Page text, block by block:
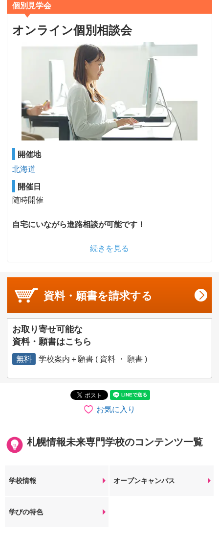
個別見学会
オンライン個別相談会
開催地
北海道
開催日
随時開催
自宅にいながら進路相談が可能です！
続きを見る
資料・願書を請求する
お取り寄せ可能な
資料・願書はこちら
無料 学校案内＋願書 ( 資料 ・ 願書 )
お気に入り
札幌情報未来専門学校のコンテンツ一覧
学校情報 オープンキャンパス
学びの特色